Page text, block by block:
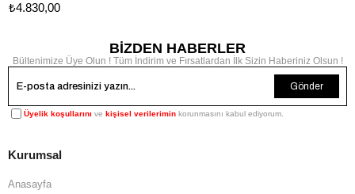
₺4.830,00
BİZDEN HABERLER
Bültenimize Üye Olun ! Tüm İndirim ve Fırsatlardan İlk Sizin Haberiniz Olsun !
Gönder
Üyelik koşullarını ve kişisel verilerimin korunmasını kabul ediyorum.
Kurumsal
Anasayfa